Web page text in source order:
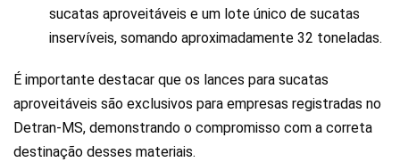
sucatas aproveitáveis e um lote único de sucatas
inservíveis, somando aproximadamente 32 toneladas.
É importante destacar que os lances para sucatas
aproveitáveis são exclusivos para empresas registradas no
Detran-MS, demonstrando o compromisso com a correta
destinação desses materiais.